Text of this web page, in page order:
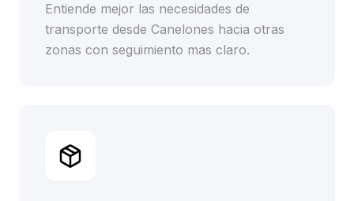
Entiende mejor las necesidades de
transporte desde Canelones hacia otras
zonas con seguimiento mas claro.